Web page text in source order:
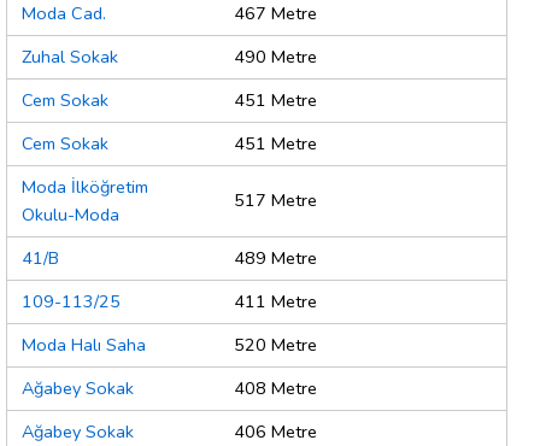
Moda Cad.
467 Metre
Zuhal Sokak
490 Metre
Cem Sokak
451 Metre
Cem Sokak
451 Metre
Moda İlköğretim
Okulu-Moda
517 Metre
41/B
489 Metre
109-113/25
411 Metre
Moda Halı Saha
520 Metre
Ağabey Sokak
408 Metre
Ağabey Sokak
406 Metre